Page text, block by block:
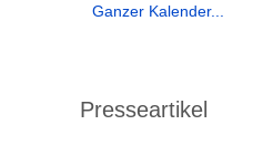
Ganzer Kalender...
Presseartikel